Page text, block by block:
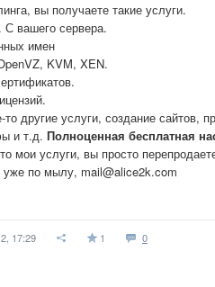
вы получаете такие услуги.
С вашего сервера.
имен
KVM, XEN.
то другие услуги, создание сайтов,
и т.д. Полноценная бесплатная
мои услуги, вы просто
уже по мылу, mail@alice2k.com
17:29 1 0